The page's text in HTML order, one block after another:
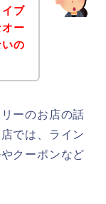
ブ
ー
の
ーのお店の話
では、ライン
クーポンなど